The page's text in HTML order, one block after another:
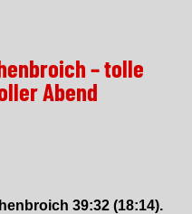
– tolle
Abend
39:32 (18:14).